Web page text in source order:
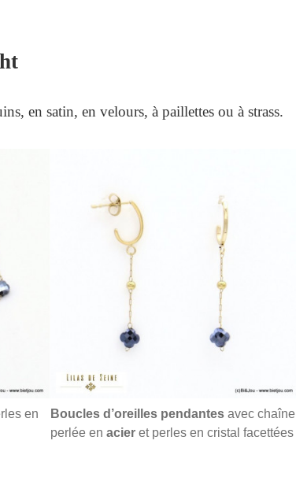
en satin, en velours, à paillettes ou à strass.
en
Boucles d’oreilles pendantesavec chaîne
perlée en acieret perles en cristal facettées